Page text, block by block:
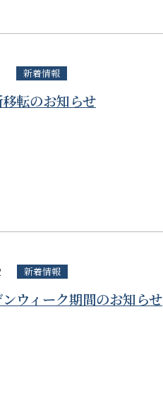
新着情報
移転のお知らせ
新着情報
ウィーク期間のお知らせ